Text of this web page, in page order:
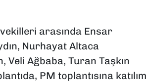
arasında Ensar
Nurhayat Altaca
Veli Ağbaba, Turan Taşkın
PM toplantısına katılım